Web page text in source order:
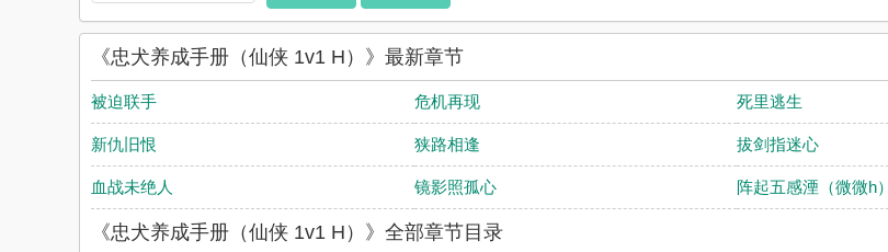
《忠犬养成手册（仙侠 1v1 H）》最新章节
被迫联手 危机再现 死里逃生
新仇旧恨 狭路相逢 拔剑指迷心
血战未绝人 镜影照孤心 阵起五感湮（微微h）
《忠犬养成手册（仙侠 1v1 H）》全部章节目录